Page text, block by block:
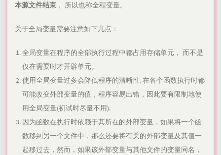
本源文件结束 ， 所以也称全程变量。
关于全局变量需要注意如下几点：
全局变量在程序的全部执行过程中都占用存储单元， 而不是
仅在需要时才开辟单元。
使用全局变量过多会降低程序的清晰性. 在各个函数执行时都
可能改变外部变量的值，程序容易出错，因此要有限制地使
用全局变量(初试时尽量不用).
因为函数在执行时依赖于其所在的外部变量，如果将一个函
数移到另一个文件中，那么还要将有关的外部变量及其值一
起移过去，然而，如果该外部变量与其他文件的变量同名，